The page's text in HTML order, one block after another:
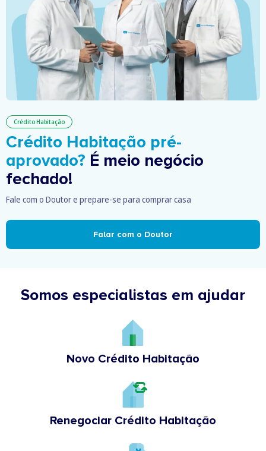
Crédito Habitação
Crédito Habitação pré-
aprovado? É meio negócio
fechado!
Fale com o Doutor e prepare-se para comprar casa
Falar com o Doutor
Somos especialistas em ajudar
Novo Crédito Habitação
Renegociar Crédito Habitação